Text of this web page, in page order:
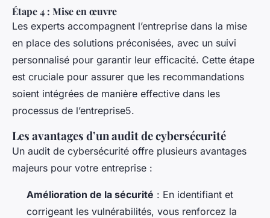
Étape 4 : Mise en œuvre
Les experts accompagnent l’entreprise dans la mise
en place des solutions préconisées, avec un suivi
personnalisé pour garantir leur efficacité. Cette étape
est cruciale pour assurer que les recommandations
soient intégrées de manière effective dans les
processus de l’entreprise5.
Les avantages d’un audit de cybersécurité
Un audit de cybersécurité offre plusieurs avantages
majeurs pour votre entreprise :
Amélioration de la sécurité : En identifiant et
corrigeant les vulnérabilités, vous renforcez la